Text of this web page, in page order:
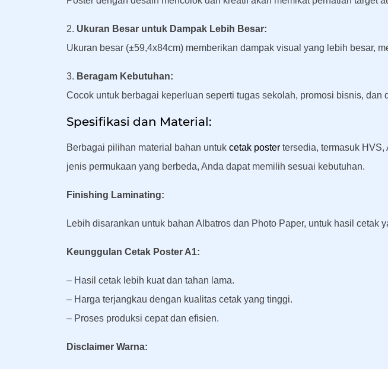
2. Ukuran Besar untuk Dampak Lebih Besar:
Ukuran besar (±59,4x84cm) memberikan dampak visual yang lebih besar,
3. Beragam Kebutuhan:
Cocok untuk berbagai keperluan seperti tugas sekolah, promosi bisnis, dan
Spesifikasi dan Material:
Berbagai pilihan material bahan untuk cetak poster tersedia, termasuk HVS,
jenis permukaan yang berbeda, Anda dapat memilih sesuai kebutuhan.
Finishing Laminating:
Lebih disarankan untuk bahan Albatros dan Photo Paper, untuk hasil cetak
Keunggulan Cetak Poster A1:
– Hasil cetak lebih kuat dan tahan lama.
– Harga terjangkau dengan kualitas cetak yang tinggi.
– Proses produksi cepat dan efisien.
Disclaimer Warna: